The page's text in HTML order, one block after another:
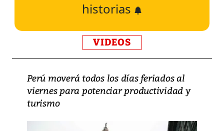
historias
VIDEOS
Perú moverá todos los días feriados al
viernes para potenciar productividad y
turismo